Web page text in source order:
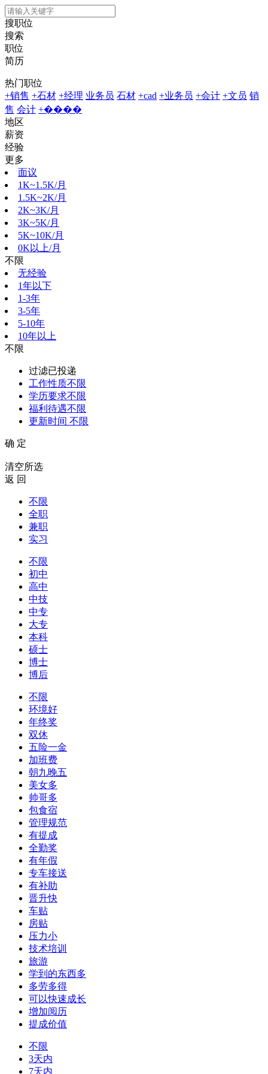
搜职位
搜索
职位
简历
热门职位
+销售 +石材 +经理 业务员 石材 +cad +业务员 +会计 +文员 销
售 会计 +����
地区
薪资
经验
更多
面议
1K~1.5K/月
1.5K~2K/月
2K~3K/月
3K~5K/月
5K~10K/月
0K以上/月
不限
无经验
1年以下
1-3年
3-5年
5-10年
10年以上
不限
过滤已投递
工作性质不限
学历要求不限
福利待遇不限
更新时间 不限
确 定
清空所选
返 回
不限
全职
兼职
实习
不限
初中
高中
中技
中专
大专
本科
硕士
博士
博后
不限
环境好
年终奖
双休
五险一金
加班费
朝九晚五
美女多
帅哥多
包食宿
管理规范
有提成
全勤奖
有年假
专车接送
有补助
晋升快
车贴
房贴
压力小
技术培训
旅游
学到的东西多
多劳多得
可以快速成长
增加阅历
提成价值
不限
3天内
7天内